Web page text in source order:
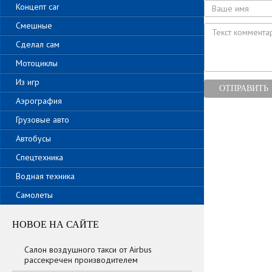
ОТПРАВИТЬ
Концепт car
Смешные
Сделал сам
Мотоциклы
Из игр
Аэрография
Грузовые авто
Автобусы
Спецтехника
Водная техника
Самолеты
НОВОЕ НА САЙТЕ
Салон воздушного такси от Airbus
рассекречен производителем